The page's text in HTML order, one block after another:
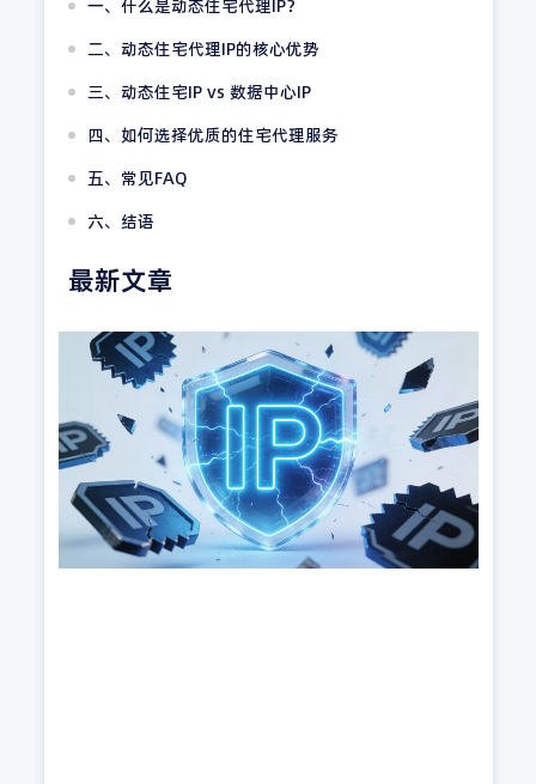
一、什么是动态住宅代理IP？
二、动态住宅代理IP的核心优势
三、动态住宅IP vs 数据中心IP
四、如何选择优质的住宅代理服务
五、常见FAQ
六、结语
最新文章